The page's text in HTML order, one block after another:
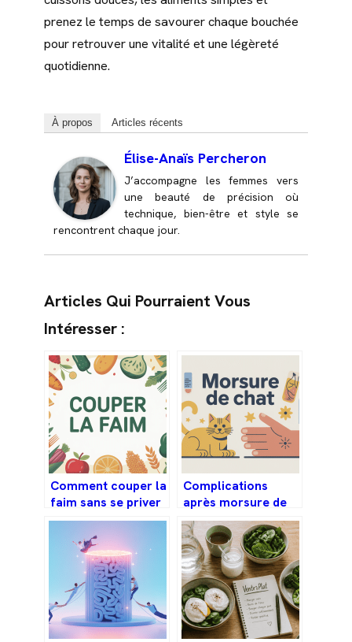
prenez le temps de savourer chaque bouchée
pour retrouver une vitalité et une légèreté
quotidienne.
À propos Articles récents
Élise-Anaïs Percheron
J’accompagne les femmes vers
une beauté de précision où
technique, bien-être et style se
rencontrent chaque jour.
Articles Qui Pourraient Vous
Intéresser :
Comment couper la
faim sans se priver
ni craquer dans la
journée
Complications
après morsure de
chat : risques,
signes d’alerte et
soins